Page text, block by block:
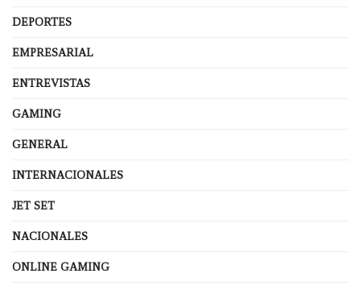
DEPORTES
EMPRESARIAL
ENTREVISTAS
GAMING
GENERAL
INTERNACIONALES
JET SET
NACIONALES
ONLINE GAMING